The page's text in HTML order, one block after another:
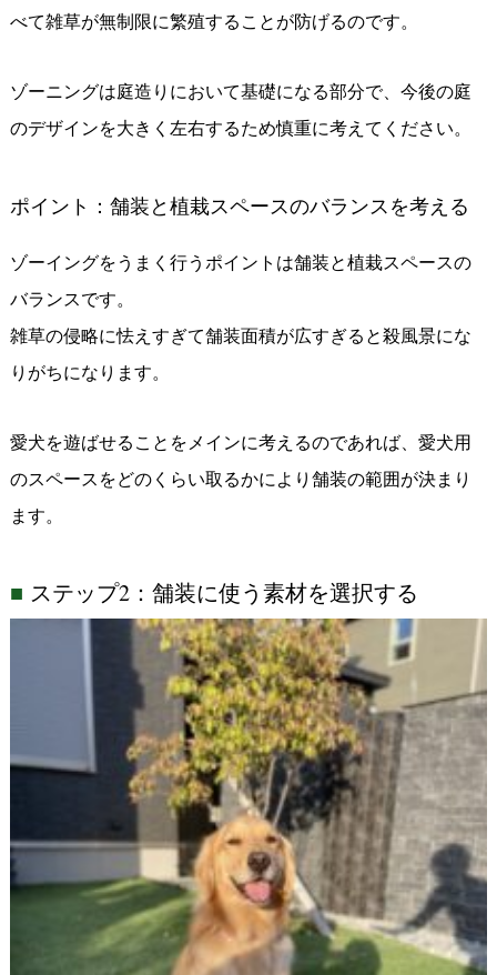
べて雑草が無制限に繁殖することが防げるのです。
ゾーニングは庭造りにおいて基礎になる部分で、今後の庭
のデザインを大きく左右するため慎重に考えてください。
ポイント：舗装と植栽スペースのバランスを考える
ゾーイングをうまく行うポイントは舗装と植栽スペースの
バランスです。
雑草の侵略に怯えすぎて舗装面積が広すぎると殺風景にな
りがちになります。
愛犬を遊ばせることをメインに考えるのであれば、愛犬用
のスペースをどのくらい取るかにより舗装の範囲が決まり
ます。
ステップ2：舗装に使う素材を選択する